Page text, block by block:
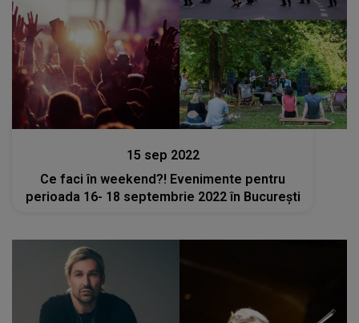
15 sep 2022
Ce faci în weekend?! Evenimente pentru
perioada 16- 18 septembrie 2022 în București